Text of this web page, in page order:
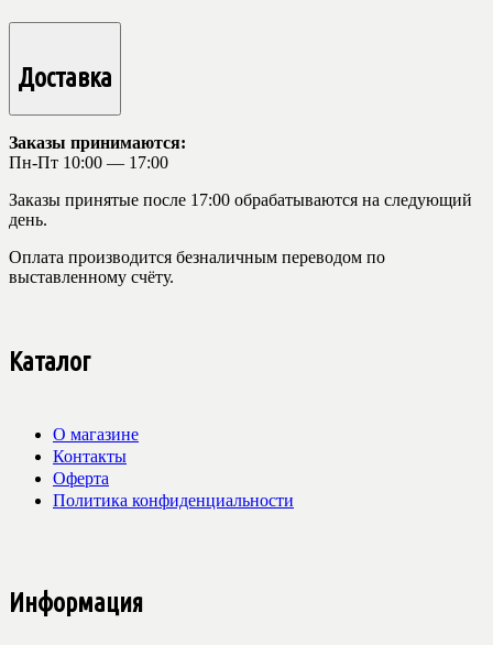
Доставка
Заказы принимаются:
Пн-Пт 10:00 — 17:00
Заказы принятые после 17:00 обрабатываются на следующий
день.
Оплата производится безналичным переводом по
выставленному счёту.
Каталог
О магазине
Контакты
Оферта
Политика конфиденциальности
Информация